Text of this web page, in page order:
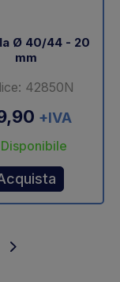
Ø 40/44 - 20
mm
42850N
+IVA
Disponibile